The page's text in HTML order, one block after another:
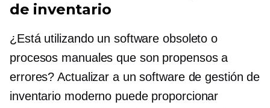
de inventario
¿Está utilizando un software obsoleto o
procesos manuales que son propensos a
errores? Actualizar a un software de gestión de
inventario moderno puede proporcionar